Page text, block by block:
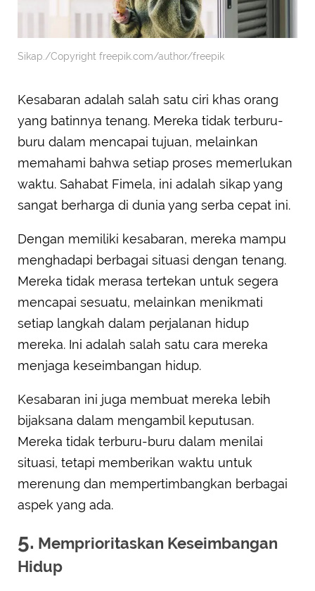
Sikap./Copyright freepik.com/author/freepik
Kesabaran adalah salah satu ciri khas orang
yang batinnya tenang. Mereka tidak terburu-
buru dalam mencapai tujuan, melainkan
memahami bahwa setiap proses memerlukan
waktu. Sahabat Fimela, ini adalah sikap yang
sangat berharga di dunia yang serba cepat ini.
Dengan memiliki kesabaran, mereka mampu
menghadapi berbagai situasi dengan tenang.
Mereka tidak merasa tertekan untuk segera
mencapai sesuatu, melainkan menikmati
setiap langkah dalam perjalanan hidup
mereka. Ini adalah salah satu cara mereka
menjaga keseimbangan hidup.
Kesabaran ini juga membuat mereka lebih
bijaksana dalam mengambil keputusan.
Mereka tidak terburu-buru dalam menilai
situasi, tetapi memberikan waktu untuk
merenung dan mempertimbangkan berbagai
aspek yang ada.
5. Memprioritaskan Keseimbangan
Hidup